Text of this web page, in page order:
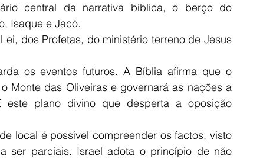
central da narrativa bíblica, o berço do
Isaque e Jacó.
dos Profetas, do ministério terreno de Jesus
os eventos futuros. A Bíblia afirma que o
Monte das Oliveiras e governará as nações a
este plano divino que desperta a oposição
local é possível compreender os factos, visto
ser parciais. Israel adota o princípio de não